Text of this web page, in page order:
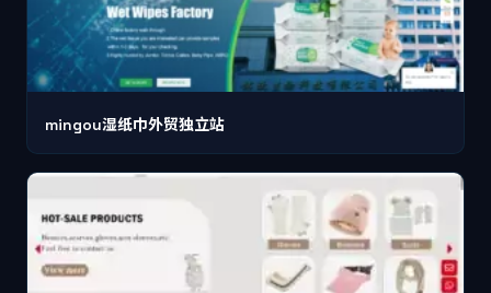
mingou湿纸巾外贸独立站